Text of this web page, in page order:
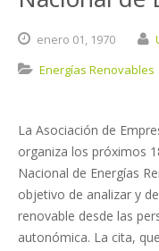
enero 01, 1970
Energías Renovables
La Asociación de
organiza los próximos
Nacional de Energías
objetivo de analizar y
renovable desde las
autonómica. La cita,